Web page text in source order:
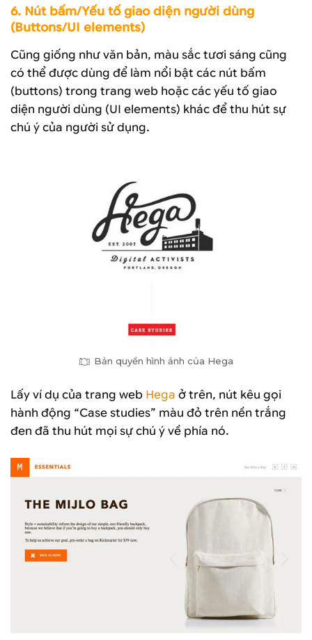
6. Nút bấm/Yếu tố giao diện người dùng
(Buttons/UI elements)
Cũng giống như văn bản, màu sắc tươi sáng cũng
có thể được dùng để làm nổi bật các nút bấm
(buttons) trong trang web hoặc các yếu tố giao
diện người dùng (UI elements) khác để thu hút sự
chú ý của người sử dụng.
Bản quyền hình ảnh của Hega
Lấy ví dụ của trang web Hega ở trên, nút kêu gọi
hành động “Case studies” màu đỏ trên nền trắng
đen đã thu hút mọi sự chú ý về phía nó.